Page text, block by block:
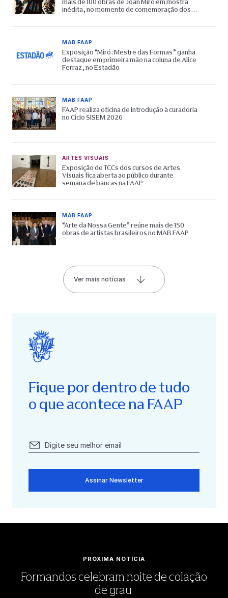
mais de 100 obras de Joan Miró em mostra
inédita, no momento de comemoração dos
MAB FAAP
Exposição “Miró: Mestre das Formas” ganha
destaque em primeira mão na coluna de Alice
Ferraz, no Estadão
MAB FAAP
FAAP realiza oficina de introdução à curadoria
no Ciclo SISEM 2026
ARTES VISUAIS
Exposição de TCCs dos cursos de Artes
Visuais fica aberta ao público durante
semana de bancas na FAAP
MAB FAAP
“Arte da Nossa Gente” reúne mais de 150
obras de artistas brasileiros no MAB FAAP
Ver mais notícias
Fique por dentro de tudo
o que acontece na FAAP
Assinar Newsletter
PRÓXIMA NOTÍCIA
Formandos celebram noite de colação
de grau